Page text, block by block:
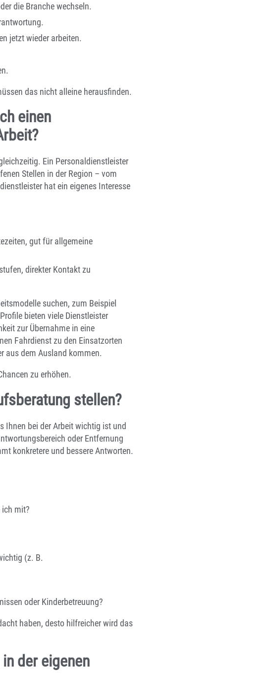
die Branche wechseln.
jetzt wieder arbeiten.
das nicht alleine herausfinden.
einen
Ein Personaldienstleister
Stellen in der Region – vom
hat ein eigenes Interesse
gut für allgemeine
direkter Kontakt zu
suchen, zum Beispiel
bieten viele Dienstleister
zur Übernahme in eine
Fahrdienst zu den Einsatzorten
aus dem Ausland kommen.
zu erhöhen.
stellen?
Ihnen bei der Arbeit wichtig ist und
oder Entfernung
konkretere und bessere Antworten.
mit?
(z. B.
oder Kinderbetreuung?
haben, desto hilfreicher wird das
der eigenen